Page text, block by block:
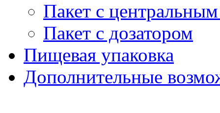
Пакет с
Пакет с дозатором
Пищевая упаковка
Дополнительные